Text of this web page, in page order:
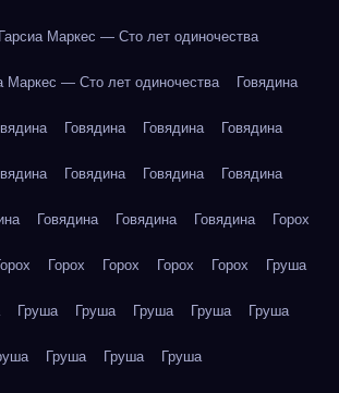
Маркес — Сто лет одиночества
Маркес — Сто лет одиночества Говядина
Говядина Говядина Говядина
Говядина Говядина Говядина
Говядина Говядина Говядина Горох
Горох Горох Горох Горох Груша
Груша Груша Груша Груша Груша
Груша Груша Груша